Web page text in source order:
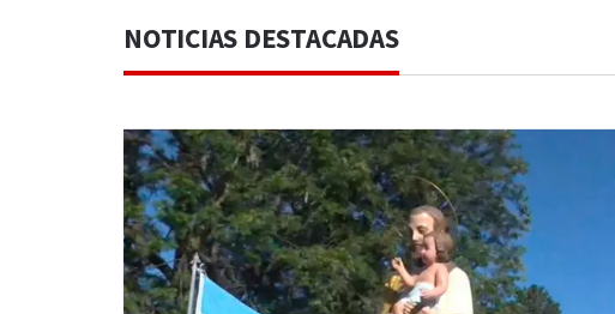
NOTICIAS DESTACADAS